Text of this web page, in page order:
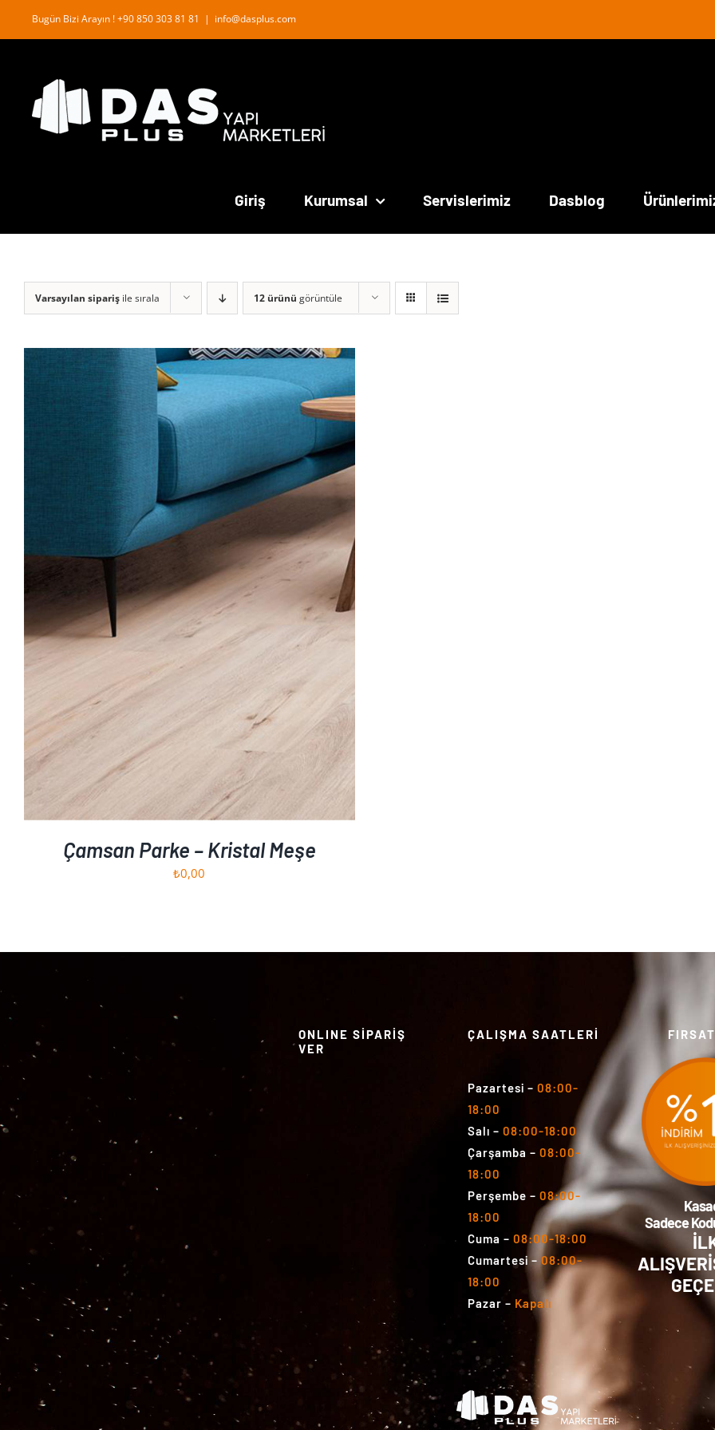
Bugün Bizi Arayın ! +90 850 303 81 81 | info@dasplus.com
Giriş Kurumsal Servislerimiz Dasblog
Varsayılan sipariş ile sırala 12 ürünü görüntüle
SEPETE EKLE / AYRINTILAR
Çamsan Parke – Kristal Meşe
₺0,00
ONLINE SİPARİŞ
VER
ÇALIŞMA SAATLERİ
Pazartesi –08:00-
18:00
Salı –08:00-18:00
Çarşamba –08:00-
18:00
Perşembe –08:00-
18:00
Cuma –08:00-18:00
Cumartesi –08:00-
18:00
Pazar – Kapalı
Sadece